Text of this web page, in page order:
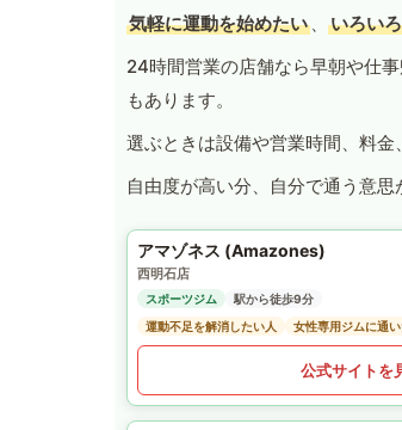
気軽に運動を始めたい 、 いろい
24時間営業の店舗なら早朝や仕
もあります。
選ぶときは設備や営業時間、料金
自由度が高い分、自分で通う意
アマゾネス (Amazones)
西明石店
スポーツジム
駅から徒歩9分
運動不足を解消したい人
女性専用ジムに通
公式サイトを